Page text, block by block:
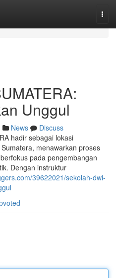
Unggul
News
Discuss
hadir sebagai lokasi
menawarkan proses
pada pengembangan
Dengan instruktur
39622021/sekolah-dwi-